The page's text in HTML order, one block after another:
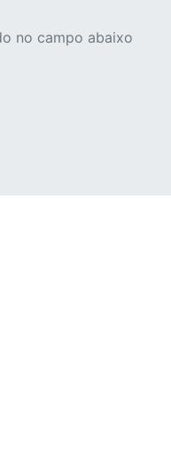
no campo abaixo